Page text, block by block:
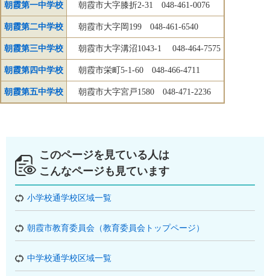
朝霞第一中学校 朝霞市大字膝折2-31 048-461-0076
朝霞第二中学校 朝霞市大字岡199 048-461-6540
朝霞第三中学校 朝霞市大字溝沼1043-1 048-464-7575
朝霞第四中学校 朝霞市栄町5-1-60 048-466-4711
朝霞第五中学校 朝霞市大字宮戸1580 048-471-2236
このページを見ている人は
こんなページも見ています
小学校通学校区域一覧
朝霞市教育委員会（教育委員会トップページ）
中学校通学校区域一覧